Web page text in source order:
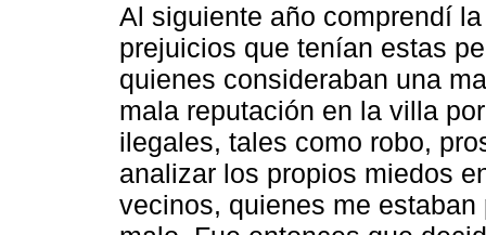
Al siguiente año comprendí
prejuicios que tenían estas
quienes consideraban una
mala reputación en la villa
ilegales, tales como robo,
analizar los propios miedos
vecinos, quienes me